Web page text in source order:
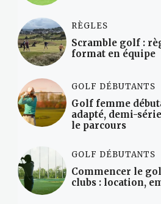
RÈGLES
Scramble golf :
format en équipe
GOLF DÉBUTANTS
Golf femme
adapté, demi-
le parcours
GOLF DÉBUTANTS
Commencer le
clubs : location,